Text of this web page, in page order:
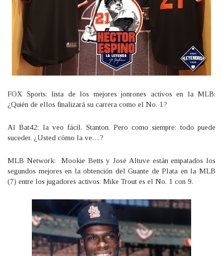
FOX Sports: lista de los mejores jonrones activos en la MLB:
¿Quién de ellos finalizará su carrera como el No. 1?
Al Bat42: la veo fácil. Stanton. Pero como siempre: todo puede
suceder. ¿Usted cómo la ve…?
MLB Network: Mookie Betts y José Altuve están empatados los
segundos mejores en la obtención del Guante de Plata en la MLB
(7) entre los jugadores activos. Mike Trout es el No. 1 con 9.